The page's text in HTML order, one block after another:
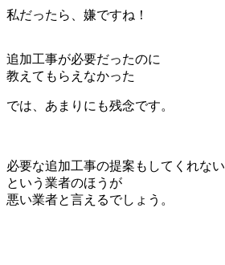
私だったら、嫌ですね！
追加工事が必要だったのに
教えてもらえなかった
では、あまりにも残念です。
必要な追加工事の提案もしてくれない
という業者のほうが
悪い業者と言えるでしょう。